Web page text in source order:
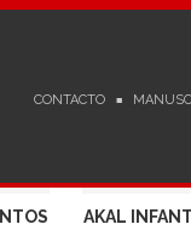
CONTACTO
AKAL